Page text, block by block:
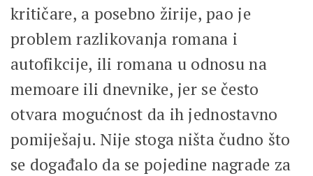
kritičare, a posebno žirije, pao je
problem razlikovanja romana i
autofikcije, ili romana u odnosu na
memoare ili dnevnike, jer se često
otvara mogućnost da ih jednostavno
pomiješaju. Nije stoga ništa čudno što
se događalo da se pojedine nagrade za